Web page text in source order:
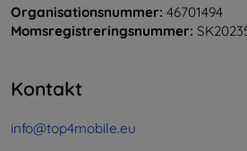
Organisationsnummer: 46701494
Momsregistreringsnummer:
Kontakt
info@top4mobile.eu